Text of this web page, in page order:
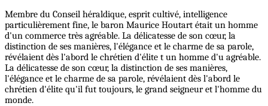
Membre du Conseil héraldique, esprit cultivé, intelligence
particulièrement fine, le baron Maurice Houtart était un homme
d'un commerce très agréable. La délicatesse de son cœur, la
distinction de ses manières, l'élégance et le charme de sa parole,
révélaient dès l'abord le chrétien d'élite t un homme d'u agréable.
La délicatesse de son cœur, la distinction de ses manières,
l'élégance et le charme de sa parole, révélaient dès l'abord le
chrétien d'élite qu'il fut toujours, le grand seigneur et l'homme du
monde.